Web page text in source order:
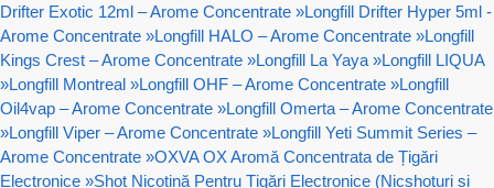
Drifter Exotic 12ml – Arome Concentrate »Longfill Drifter Hyper 5ml -
Arome Concentrate »Longfill HALO – Arome Concentrate »Longfill
Kings Crest – Arome Concentrate »Longfill La Yaya »Longfill LIQUA
»Longfill Montreal »Longfill OHF – Arome Concentrate »Longfill
Oil4vap – Arome Concentrate »Longfill Omerta – Arome Concentrate
»Longfill Viper – Arome Concentrate »Longfill Yeti Summit Series –
Arome Concentrate »OXVA OX Aromă Concentrata de Țigări
Electronice »Shot Nicotină Pentru Țigări Electronice (Nicshoturi si